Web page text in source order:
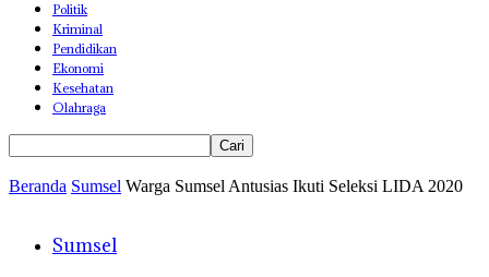
Politik
Kriminal
Pendidikan
Ekonomi
Kesehatan
Olahraga
Beranda Sumsel Warga Sumsel Antusias Ikuti Seleksi LIDA 2020
Sumsel